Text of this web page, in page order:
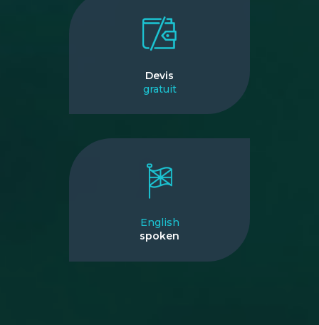
Devis
gratuit
English
spoken